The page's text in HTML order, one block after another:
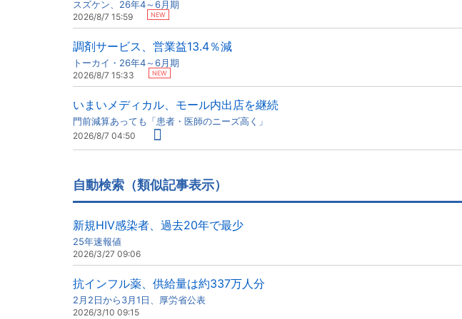
スズケン、26年4～6月期
2026/8/7 15:59 NEW
調剤サービス、営業益13.4％減
トーカイ・26年4～6月期
2026/8/7 15:33 NEW
いまいメディカル、モール内出店を継続
門前減算あっても「患者・医師のニーズ高く」
2026/8/7 04:50
自動検索（類似記事表示）
新規HIV感染者、過去20年で最少
25年速報値
2026/3/27 09:06
抗インフル薬、供給量は約337万人分
2月2日から3月1日、厚労省公表
2026/3/10 09:15